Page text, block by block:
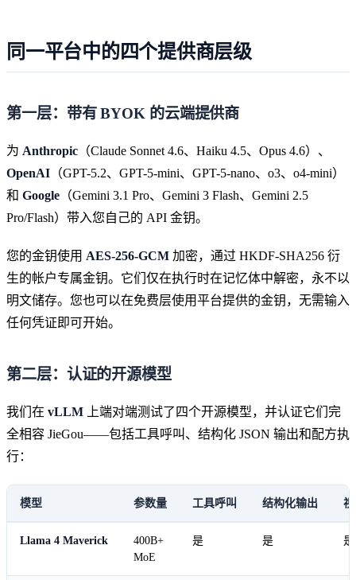
同一平台中的四个提供商层级
第一层：带有 BYOK 的云端提供商
为 Anthropic （Claude Sonnet 4.6、Haiku 4.5、Opus 4.6）、
OpenAI （GPT-5.2、GPT-5-mini、GPT-5-nano、o3、o4-mini）
和 Google （Gemini 3.1 Pro、Gemini 3 Flash、Gemini 2.5
Pro/Flash）带入您自己的 API 金钥。
您的金钥使用 AES-256-GCM 加密，通过 HKDF-SHA256 衍
生的帐户专属金钥。它们仅在执行时在记忆体中解密，永不以
明文储存。您也可以在免费层使用平台提供的金钥，无需输入
任何凭证即可开始。
第二层：认证的开源模型
我们在 vLLM 上端对端测试了四个开源模型，并认证它们完
全相容 JieGou——包括工具呼叫、结构化 JSON 输出和配方执
行：
模型 参数量 工具呼叫 结构化输出
Llama 4 Maverick
400B+
MoE
是 是 是